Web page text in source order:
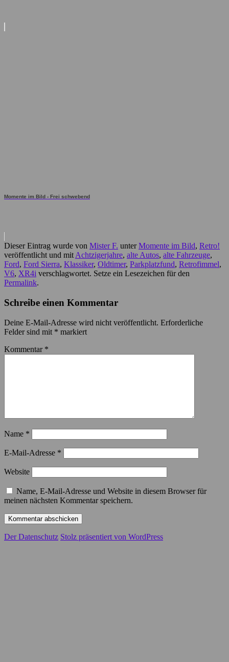
Momente im Bild - Frei schwebend
Dieser Eintrag wurde von Mister F. unterMomente im Bild, Retro!
veröffentlicht und mitAchtzigerjahre, alte Autos, alte Fahrzeuge,
Ford, Ford Sierra, Klassiker, Oldtimer, Parkplatzfund, Retrofimmel,
V6, XR4i verschlagwortet. Setze ein Lesezeichen für den
Permalink.
Schreibe einen Kommentar
Deine E-Mail-Adresse wird nicht veröffentlicht. Erforderliche
Felder sind mit * markiert
Kommentar *
Name *
E-Mail-Adresse *
Website
Name, E-Mail-Adresse und Website in diesem Browser für
meinen nächsten Kommentar speichern.
Der Datenschutz Stolz präsentiert von WordPress